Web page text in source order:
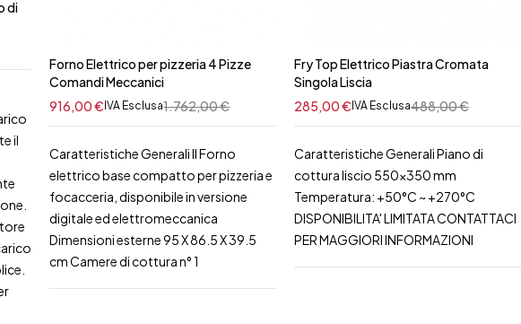
di
il
Forno Elettrico per pizzeria 4 Pizze
Comandi Meccanici
1.762,00€
916,00€ IVA Esclusa
Caratteristiche Generali Il Forno
elettrico base compatto per pizzeria e
focacceria, disponibile in versione
digitale ed elettromeccanica
Dimensioni esterne 95 X 86.5 X 39.5
cm Camere di cottura n° 1
Fry Top Elettrico Piastra Cromata
Singola Liscia
488,00€
285,00€ IVA Esclusa
Caratteristiche Generali Piano di
cottura liscio 550x350 mm
Temperatura: +50°C ~ +270°C
DISPONIBILITA' LIMITATA CONTATTACI
PER MAGGIORI INFORMAZIONI